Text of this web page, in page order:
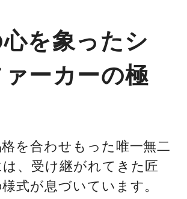
心を象ったシ
ァーカーの極
を合わせもった唯一無二
、受け継がれてきた匠
式が息づいています。